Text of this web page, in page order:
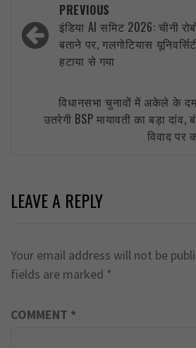
navigation
PREVIOUS
इंडिया AI समिट 2026: चीनी
बताने पर, गलगोटियास
हटाया से गया
विधानसभा चुनावों में अकेले के
उतरेगी BSP मायावती का बड़ा
विवाद पर
LEAVE A REPLY
Your email address will not be
fields are marked *
COMMENT *